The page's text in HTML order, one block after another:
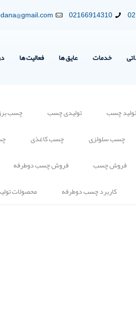
02166914310
خدمات عایق ها فعالیت ها
تولید چسب تولیدی چسب چسب
چسب سلولزی چسب کاغذی
فروش چسب فروش چسب دوطرفه
کاربرد چسب دوطرفه محصولات